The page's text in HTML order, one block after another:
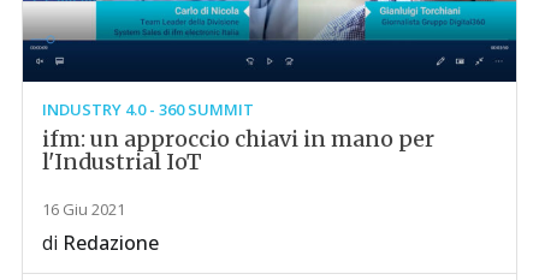
INDUSTRY 4.0 - 360 SUMMIT
ifm: un approccio chiavi in mano per
l'Industrial IoT
16 Giu 2021
di Redazione